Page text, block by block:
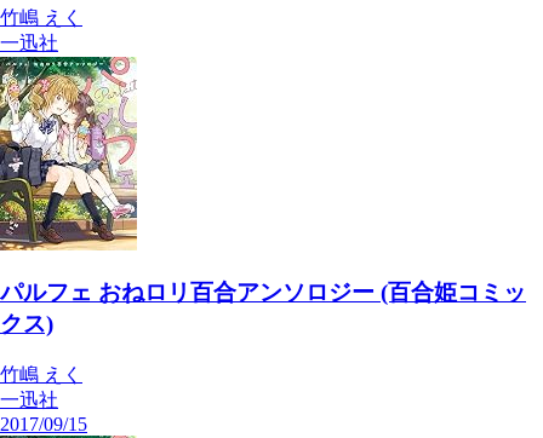
竹嶋 えく
一迅社
パルフェ おねロリ百合アンソロジー (百合姫コミッ
クス)
竹嶋 えく
一迅社
2017/09/15